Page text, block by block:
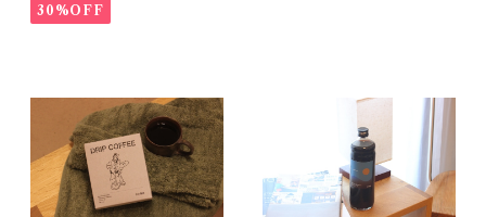
30%OFF